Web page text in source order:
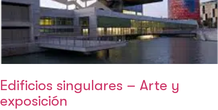
Edificios singulares – Arte y
exposición